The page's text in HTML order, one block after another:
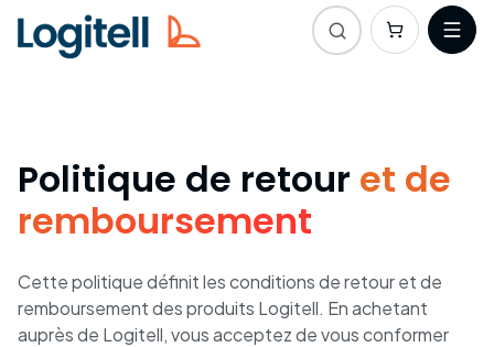
Politique de retour et de
remboursement
Cette politique définit les conditions de retour et de
remboursement des produits Logitell. En achetant
auprès de Logitell, vous acceptez de vous conformer